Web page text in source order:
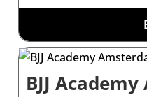
BJJ